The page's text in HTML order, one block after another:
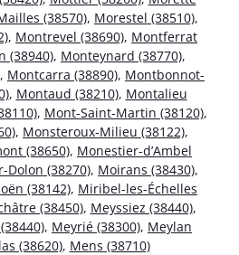
(38570), Morestel (38510),
, Montrevel (38690), Montferrat
(38940), Monteynard (38770),
, Montcarra (38890), Montbonnot-
, Montaud (38210), Montalieu
, Mont-Saint-Martin (38120),
, Monsteroux-Milieu (38122),
(38650), Monestier-d’Ambel
Dolon (38270), Moirans (38430),
(38142), Miribel-les-Échelles
(38450), Meyssiez (38440),
, Meyrié (38300), Meylan
(38620), Mens (38710)